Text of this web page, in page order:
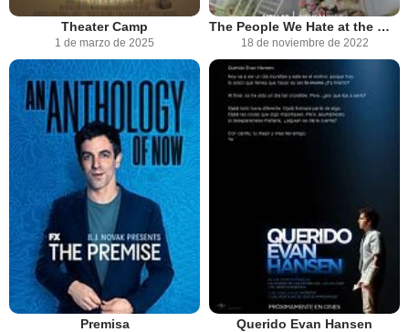
Theater Camp
1 de marzo de 2025
The People We Hate at the Wedding
18 de noviembre de 2022
Premisa Querido Evan Hansen